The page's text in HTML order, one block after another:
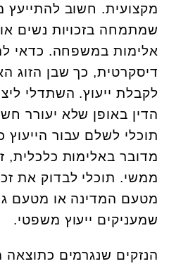
מקצועית. חשוב להתייעץ
שמתמחה בזכויות נשים או
אלימות במשפחה. כדאי
דיסקרטית, כך שבן הזוג
לקבלת ייעוץ. השתדלי
הדין באופן שלא יעורר
תוכלי לשלם עבור
מדובר באלימות כלכלית,
ממשי. תוכלי לבדוק את
מטעם המדינה או מטעם
שמעניקים ייעוץ משפטי.
הנזקים שנגרמים